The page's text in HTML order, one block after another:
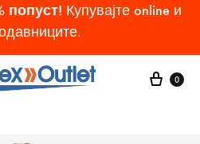
попуст! Купувајте online и
Cart
0